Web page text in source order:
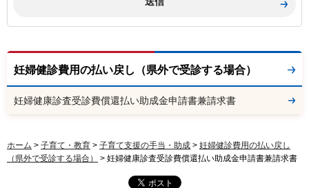
妊婦健診費用の払い戻し（県外で受診する場合）
妊婦健康診査受診費償還払い助成金申請書兼請求書
ホーム > 子育て・教育 > 子育て支援の手当・助成 > 妊婦健診費用の払い戻し
（県外で受診する場合）
> 妊婦健康診査受診費償還払い助成金申請書兼請求書